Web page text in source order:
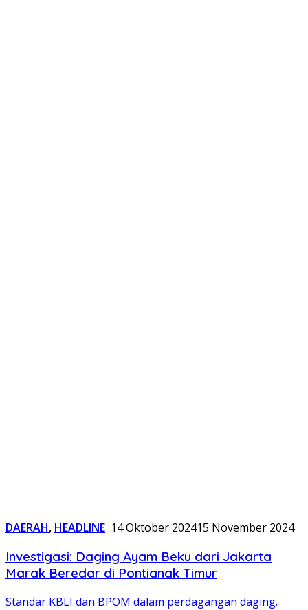
DAERAH, HEADLINE 14 Oktober 202415 November 2024
Investigasi: Daging Ayam Beku dari Jakarta
Marak Beredar di Pontianak Timur
Standar KBLI dan BPOM dalam perdagangan daging.